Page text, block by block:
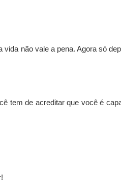
não vale a pena. Agora só
tem de acreditar que você é